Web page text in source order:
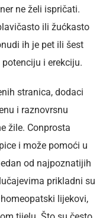
ne želi ispričati.
ili žućkasto
ih je pet ili šest
i erekciju.
stranica, dodaci
i raznovrsnu
žile. Conprosta
i može pomoći u
od najpoznatijih
prikladni su
lijekovi,